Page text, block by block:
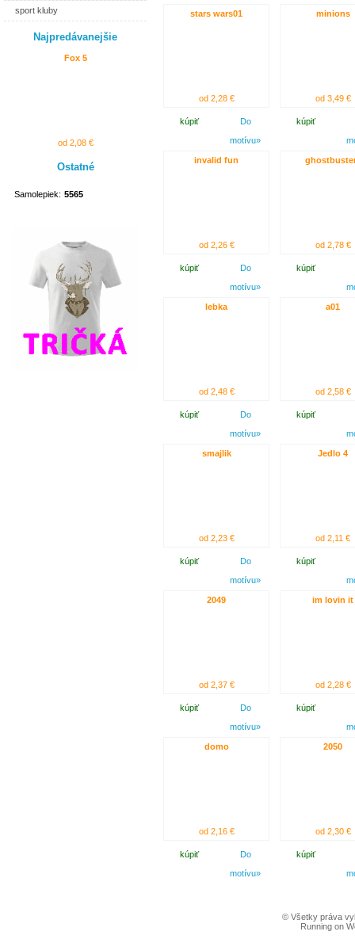
sport kluby
Najpredávanejšie
Fox 5
od 2,08 €
Ostatné
Samolepiek: 5565
stars wars01
od 2,28 €
kúpiť
Do
motívu»
minions
od 3,49 €
kúpiť
invalid fun
od 2,26 €
kúpiť
Do
motívu»
od 2,78 €
kúpiť
lebka
od 2,48 €
kúpiť
Do
motívu»
a01
od 2,58 €
kúpiť
smajlik
od 2,23 €
kúpiť
Do
motívu»
Jedlo 4
od 2,11 €
kúpiť
2049
od 2,37 €
kúpiť
Do
motívu»
im lovin it
od 2,28 €
kúpiť
domo
od 2,16 €
kúpiť
Do
motívu»
2050
od 2,30 €
kúpiť
© Všetky práva
Running on